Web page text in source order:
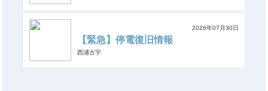
2026年07月30日
【緊急】停電復旧情報
西浦古宇